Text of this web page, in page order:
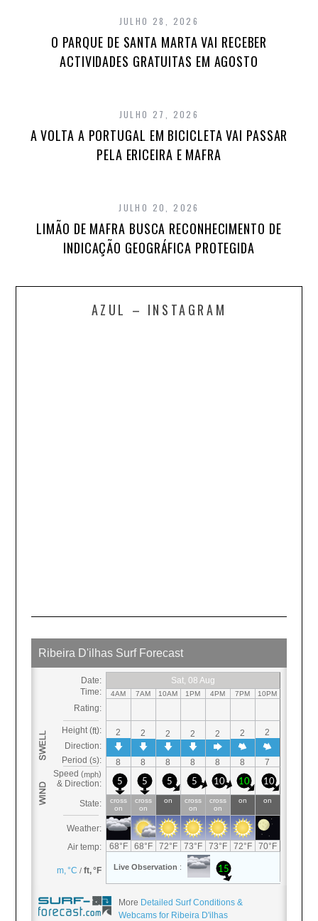
JULHO 28, 2026
O PARQUE DE SANTA MARTA VAI RECEBER
ACTIVIDADES GRATUITAS EM AGOSTO
JULHO 27, 2026
A VOLTA A PORTUGAL EM BICICLETA VAI PASSAR
PELA ERICEIRA E MAFRA
JULHO 20, 2026
LIMÃO DE MAFRA BUSCA RECONHECIMENTO DE
INDICAÇÃO GEOGRÁFICA PROTEGIDA
AZUL – INSTAGRAM
More Detailed Surf Conditions &
Webcams for Ribeira D'ilhas